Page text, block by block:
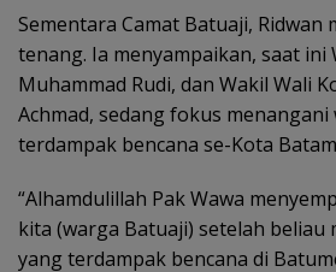
Sementara Camat Batuaji, Ridwan
tenang. Ia menyampaikan, saat ini
Muhammad Rudi, dan Wakil Wali
Achmad, sedang fokus
terdampak bencana se-Kota
“Alhamdulillah Pak Wawa
kita (warga Batuaji) setelah beliau
yang terdampak bencana di